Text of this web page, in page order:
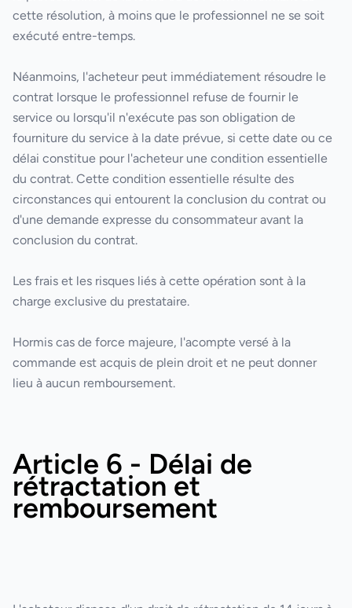
cette résolution, à moins que le professionnel ne se soit
exécuté entre-temps.
Néanmoins, l'acheteur peut immédiatement résoudre le
contrat lorsque le professionnel refuse de fournir le
service ou lorsqu'il n'exécute pas son obligation de
fourniture du service à la date prévue, si cette date ou ce
délai constitue pour l'acheteur une condition essentielle
du contrat. Cette condition essentielle résulte des
circonstances qui entourent la conclusion du contrat ou
d'une demande expresse du consommateur avant la
conclusion du contrat.
Les frais et les risques liés à cette opération sont à la
charge exclusive du prestataire.
Hormis cas de force majeure, l'acompte versé à la
commande est acquis de plein droit et ne peut donner
lieu à aucun remboursement.
Article 6 - Délai de
rétractation et
remboursement